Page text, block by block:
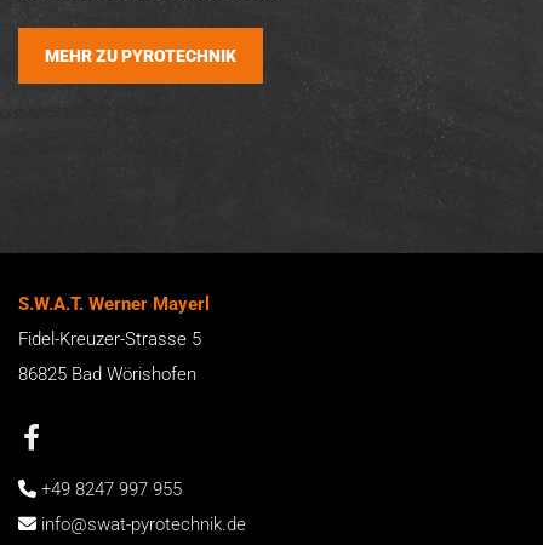
MEHR ZU PYROTECHNIK
S.W.A.T. Werner Mayerl
Fidel-Kreuzer-Strasse 5
86825 Bad Wörishofen
 +49 8247 997 955
 info@swat-pyrotechnik.de